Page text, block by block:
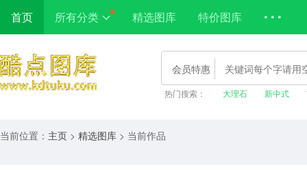
首页 所有分类 精选图库 特价图库 • • •
会员特惠
热门搜索： 大理石 新中式
当前位置： 主页 > 精选图库 > 当前作品